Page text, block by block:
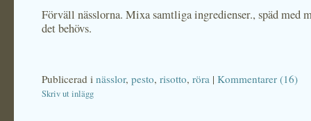
Förväll nässlorna. Mixa samtliga ingredienser., späd med
det behövs.
Publicerad i nässlor, pesto, risotto, röra | Kommentarer (16)
Skriv ut inlägg